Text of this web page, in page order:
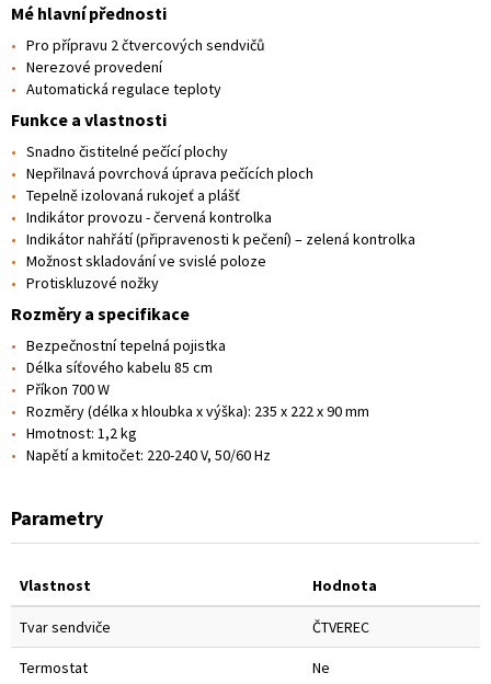
Mé hlavní přednosti
Pro přípravu 2 čtvercových sendvičů
Nerezové provedení
Automatická regulace teploty
Funkce a vlastnosti
Snadno čistitelné pečící plochy
Nepřilnavá povrchová úprava pečících ploch
Tepelně izolovaná rukojeť a plášť
Indikátor provozu - červená kontrolka
Indikátor nahřátí (připravenosti k pečení) – zelená kontrolka
Možnost skladování ve svislé poloze
Protiskluzové nožky
Rozměry a specifikace
Bezpečnostní tepelná pojistka
Délka síťového kabelu 85 cm
Příkon 700 W
Rozměry (délka x hloubka x výška): 235 x 222 x 90 mm
Hmotnost: 1,2 kg
Napětí a kmitočet: 220-240 V, 50/60 Hz
Parametry
Vlastnost Hodnota
Tvar sendviče ČTVEREC
Termostat Ne